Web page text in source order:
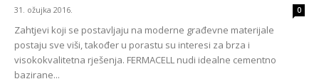
31. ožujka 2016. 0
Zahtjevi koji se postavljaju na moderne građevne materijale
postaju sve viši, također u porastu su interesi za brza i
visokokvalitetna rješenja. FERMACELL nudi idealne cementno
bazirane...